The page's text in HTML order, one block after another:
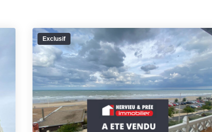
Exclusif